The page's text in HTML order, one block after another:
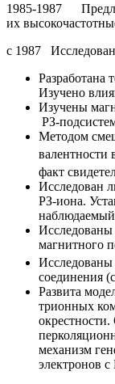
1985-1987
их
с 1987
Разработана
Изучено
Изучены
РЗ-
Методом
валентности
факт
Исследован
РЗ-иона.
наблюдаемый
Исследованы
магнитного
соединения
Развита
трионных
механизм
электронов